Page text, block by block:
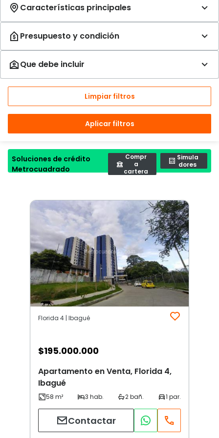
Limpiar filtros
Aplicar filtros
Soluciones de crédito
Metrocuadrado
Compr
a
cartera
Simula
dores
Florida 4 | Ibagué
$195.000.000
Apartamento en Venta, Florida 4,
Ibagué
Contactar